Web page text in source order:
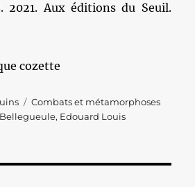
2021. Aux éditions du Seuil.
cozette
Étiquettes
Combats et métamorphoses
, Edouard Louis